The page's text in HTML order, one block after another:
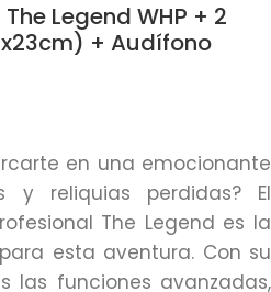
Legend WHP + 2
+ Audífono
en una emocionante
y reliquias perdidas? El
The Legend es la
esta aventura. Con su
las funciones avanzadas,